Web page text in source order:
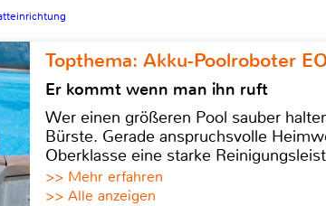
Topthema: Akku-Poolroboter
Er kommt wenn man ihn ruft
Wer einen größeren Pool sauber
Bürste. Gerade anspruchsvolle
Oberklasse eine starke
>> Mehr erfahren
>> Alle anzeigen